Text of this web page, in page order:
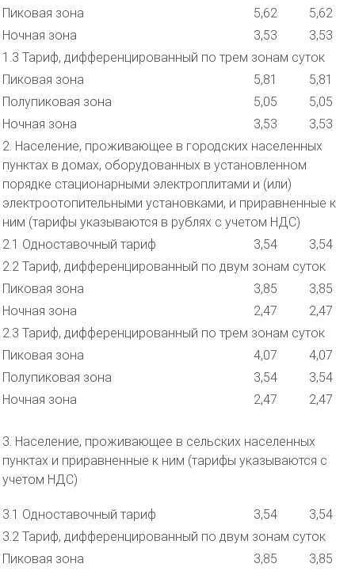
Пиковая зона
5,62
5,62
Ночная зона
3,53
3,53
1.3 Тариф, дифференцированный по трем зонам суток
Пиковая зона
5,81
5,81
Полупиковая зона
5,05
5,05
Ночная зона
3,53
3,53
2. Население, проживающее в городских населенных
пунктах в домах, оборудованных в установленном
порядке стационарными электроплитами и (или)
электроотопительными установками, и приравненные к
ним (тарифы указываются в рублях с учетом НДС)
2.1 Одноставочный тариф
3,54
3,54
2.2 Тариф, дифференцированный по двум зонам суток
Пиковая зона
3,85
3,85
Ночная зона
2,47
2,47
2.3 Тариф, дифференцированный по трем зонам суток
Пиковая зона
4,07
4,07
Полупиковая зона
3,54
3,54
Ночная зона
2,47 2,47
3. Население, проживающее в сельских населенных
пунктах и приравненные к ним (тарифы указываются с
учетом НДС)
3.1 Одноставочный тариф 3,54
3,54
3.2 Тариф, дифференцированный по двум зонам суток
Пиковая зона
3,85
3,85